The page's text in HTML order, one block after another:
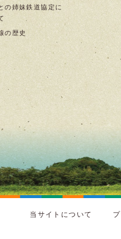
の姉妹鉄道協定に
の歴史
当サイトについて